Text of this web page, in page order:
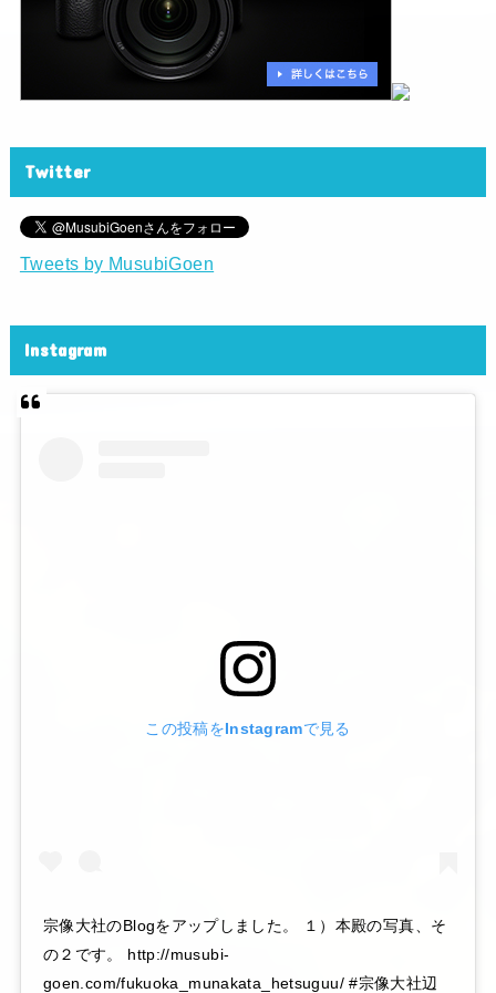
Twitter
Tweets by MusubiGoen
Instagram
この投稿をInstagramで見る
宗像大社のBlogをアップしました。 １）本殿の写真、そ
の２です。 http://musubi-
goen.com/fukuoka_munakata_hetsuguu/ #宗像大社辺